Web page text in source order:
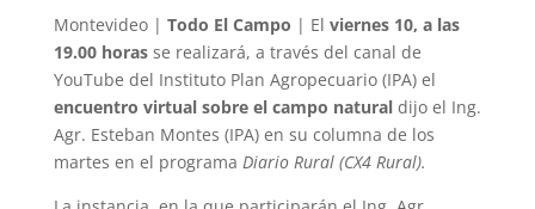
Montevideo | Todo El Campo | El viernes 10, a las
19.00 horasse realizará, a través del canal de
YouTube del Instituto Plan Agropecuario (IPA) el
encuentro virtual sobre el campo naturaldijo el Ing.
Agr. Esteban Montes (IPA) en su columna de los
martes en el programa Diario Rural (CX4 Rural).